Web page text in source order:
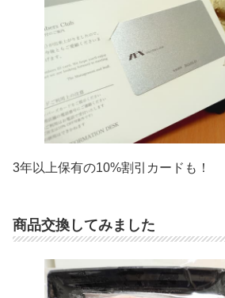
3年以上保有の10%割引カードも！
商品交換してみました